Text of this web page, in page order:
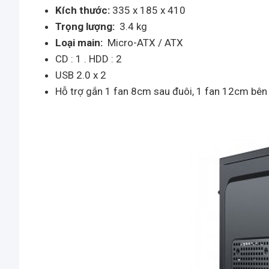
Kích thước: 335 x 185 x 410
Trọng lượng: 3.4 kg
Loại main: Micro-ATX / ATX
CD : 1 . HDD : 2
USB 2.0 x 2
Hỗ trợ gắn 1 fan 8cm sau đuôi, 1 fan 12cm